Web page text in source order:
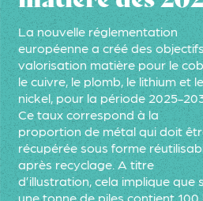
La nouvelle réglementation
européenne a créé des
valorisation matière pour le
le cuivre, le plomb, le lithium et le
nickel, pour la période 2025-
Ce taux correspond à la
proportion de métal qui doit
récupérée sous forme
après recyclage. A titre
d’illustration, cela implique que
une tonne de piles contient 100